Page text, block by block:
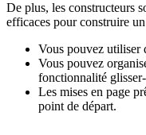
De plus, les constructeurs
efficaces pour construire
Vous pouvez utiliser
Vous pouvez
fonctionnalité
Les mises en page
point de départ.